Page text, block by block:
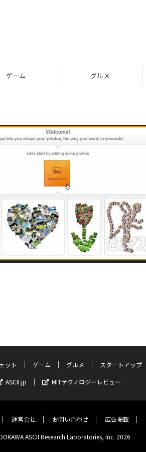
ゲーム グルメ
ット ゲーム グルメ スタートアップ
ASCII.jp
MITテクノロジーレビュー
運営会社 お問い合わせ 広告掲載
ASCII Research Laboratories, Inc. 2026